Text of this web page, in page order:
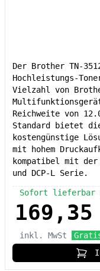
Der Brother TN-
Hochleistungs-
Vielzahl von
Reichweite von
Standard bietet
kostengünstige
mit hohem
kompatibel mit
und DCP-L Serie.
Sofort lieferbar
inkl. MwSt